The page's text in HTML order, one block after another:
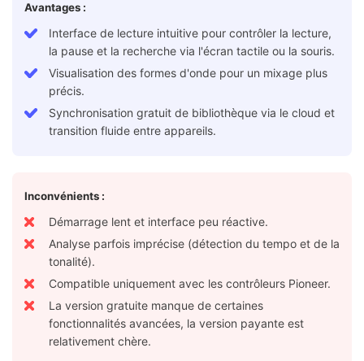
Avantages :
Interface de lecture intuitive pour contrôler la lecture,
la pause et la recherche via l'écran tactile ou la souris.
Visualisation des formes d'onde pour un mixage plus
précis.
Synchronisation gratuit de bibliothèque via le cloud et
transition fluide entre appareils.
Inconvénients :
Démarrage lent et interface peu réactive.
Analyse parfois imprécise (détection du tempo et de la
tonalité).
Compatible uniquement avec les contrôleurs Pioneer.
La version gratuite manque de certaines
fonctionnalités avancées, la version payante est
relativement chère.